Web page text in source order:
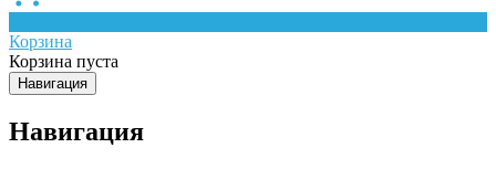
Корзина
Корзина пуста
Навигация
Навигация